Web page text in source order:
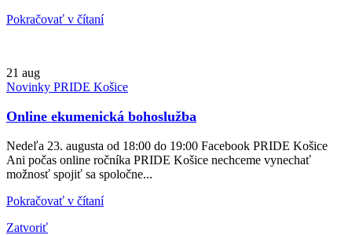
Pokračovať v čítaní
21 aug
Novinky PRIDE Košice
Online ekumenická bohoslužba
Nedeľa 23. augusta od 18:00 do 19:00 Facebook PRIDE Košice
Ani počas online ročníka PRIDE Košice nechceme vynechať
možnosť spojiť sa spoločne...
Pokračovať v čítaní
Zatvoriť